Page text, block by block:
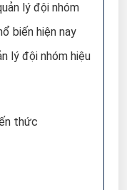
lý đội nhóm
biến hiện nay
lý đội nhóm hiệu
thức